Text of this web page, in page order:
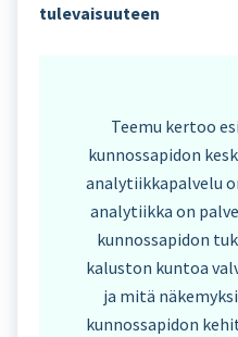
tulevaisuuteen
Teemu kertoo
kunnossapidon
analytiikkapalvelu
analytiikka on
kunnossapidon
kaluston kuntoa
ja mitä
kunnossapidon